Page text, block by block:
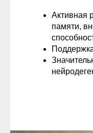
Активная
памяти,